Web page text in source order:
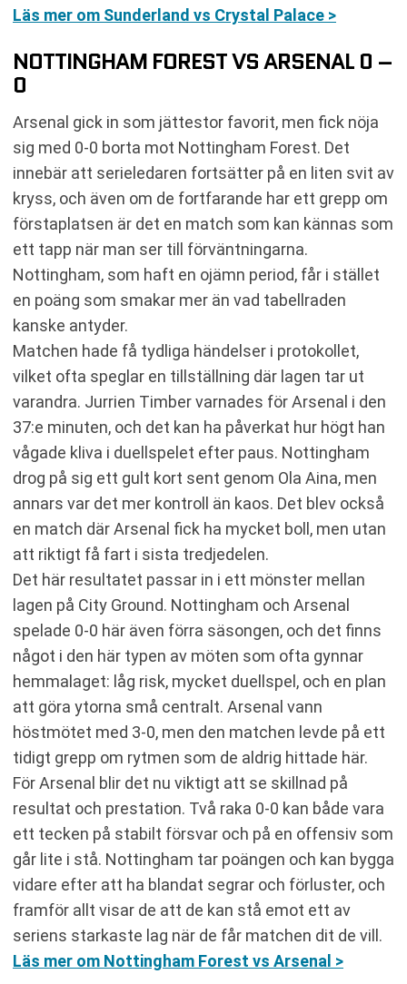
Läs mer om Sunderland vs Crystal Palace >
NOTTINGHAM FOREST VS ARSENAL 0 –
0
Arsenal gick in som jättestor favorit, men fick nöja
sig med 0-0 borta mot Nottingham Forest. Det
innebär att serieledaren fortsätter på en liten svit av
kryss, och även om de fortfarande har ett grepp om
förstaplatsen är det en match som kan kännas som
ett tapp när man ser till förväntningarna.
Nottingham, som haft en ojämn period, får i stället
en poäng som smakar mer än vad tabellraden
kanske antyder.
Matchen hade få tydliga händelser i protokollet,
vilket ofta speglar en tillställning där lagen tar ut
varandra. Jurrien Timber varnades för Arsenal i den
37:e minuten, och det kan ha påverkat hur högt han
vågade kliva i duellspelet efter paus. Nottingham
drog på sig ett gult kort sent genom Ola Aina, men
annars var det mer kontroll än kaos. Det blev också
en match där Arsenal fick ha mycket boll, men utan
att riktigt få fart i sista tredjedelen.
Det här resultatet passar in i ett mönster mellan
lagen på City Ground. Nottingham och Arsenal
spelade 0-0 här även förra säsongen, och det finns
något i den här typen av möten som ofta gynnar
hemmalaget: låg risk, mycket duellspel, och en plan
att göra ytorna små centralt. Arsenal vann
höstmötet med 3-0, men den matchen levde på ett
tidigt grepp om rytmen som de aldrig hittade här.
För Arsenal blir det nu viktigt att se skillnad på
resultat och prestation. Två raka 0-0 kan både vara
ett tecken på stabilt försvar och på en offensiv som
går lite i stå. Nottingham tar poängen och kan bygga
vidare efter att ha blandat segrar och förluster, och
framför allt visar de att de kan stå emot ett av
seriens starkaste lag när de får matchen dit de vill.
Läs mer om Nottingham Forest vs Arsenal >